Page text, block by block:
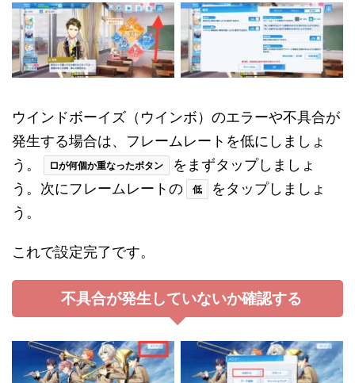
ウインドボーイズ（ウインボ）のエラーや不具合が
発生する場合は、フレームレートを低にしましょ
う。
□が何個か重なったボタン
をまずタップしましょ
う。次にフレームレートの
低
をタップしましょ
う。
これで設定完了です。
不具合が発生していないか確認する